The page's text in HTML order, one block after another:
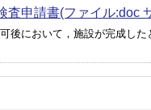
査申請書(ファイル:doc
後において，施設が完成し